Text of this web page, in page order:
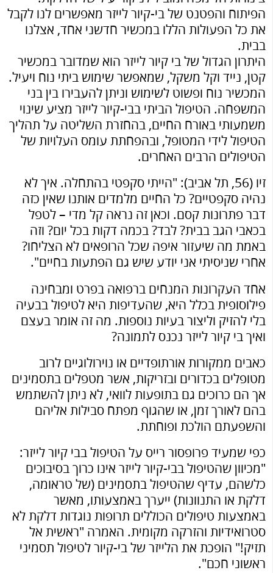
הפיתוח והפטנט של בי-קיור לייזר מאפשרים לנו לקבל
את כל הפעולות הללו במכשיר חדשני אחד, אצלנו
בבית.
היתרון הגדול של בי קיור לייזר הוא שמדובר במכשיר
קטן, נייד וקל משקל, שמאפשר שימוש ביתי נוח ויעיל.
המכשיר נוח ופשוט לשימוש וניתן להעבירו בין בני
המשפחה. הטיפול הביתי בבי-קיור לייזר מציע שינוי
משמעותי באורח החיים, בהחזרת השליטה על תהליך
הטיפול לידי המטופל, ובהפחתת עומס העלויות של
הטיפולים הרבים האחרים.
זיו (56, תל אביב): "הייתי סקפטי בהתחלה. איך לא
נהיה סקפטיים? כל החיים מלמדים אותנו שאין כזה
דבר פתרונות קסם. וכאן זה נראה קל מדי – לטפל
בכאבי הגב בבית? לבד? בכמה דקות בכל יום? וזה
באמת מה שיעזור איפה שכל הרופאים לא הצליחו?
אחרי שניסיתי אני יודע שיש גם הפתעות בחיים".
אחד העקרונות המנחים ברפואה בפרט ומבחינה
פילוסופית בכלל היא, שהעדיפות היא לטיפול בבעיה
בלי להזיק וליצור בעיות נוספות. מה זה אומר בעצם
ואיך בי קיור לייזר נכנס לתמונה?
כאבים ממקורות אורתופדיים או נוירולוגיים לרוב
מטופלים בכדורים ובזריקות, אשר מטפלים בתסמינים
אך הם כרוכים גם בתופעות לוואי, לא ניתן להשתמש
בהם לאורך זמן, או שהגוף מפתח סבילות אליהם
והשפעתם הולכת ופוחתת.
כפי שמעיד פרופסור רייס על הטיפול בבי קיור לייזר:
"מכיוון שהטיפול בבי-קיור לייזר אינו כרוך בסיבוכים
כלשהם, עדיף שהטיפול בתסמינים (של טראומה,
דלקת או התנוונות) ייערך באמצעותו, מאשר
באמצעות טיפולים הכוללים תרופות נוגדות דלקת לא
סטרואידיות והזרקה מקומית. האמרה "ראשית אל
תזיק!" הופכת את הלייזר של בי-קיור לטיפול תסמיני
ראשוני חכם".